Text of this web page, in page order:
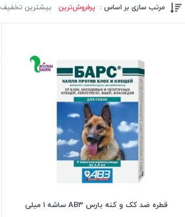
مرتب سازی بر اساس : پرفروش‌ترین‌ بیشترین تخفیف
قطره ضد کک و کنه بارس AB3 ساشه 1 میلی